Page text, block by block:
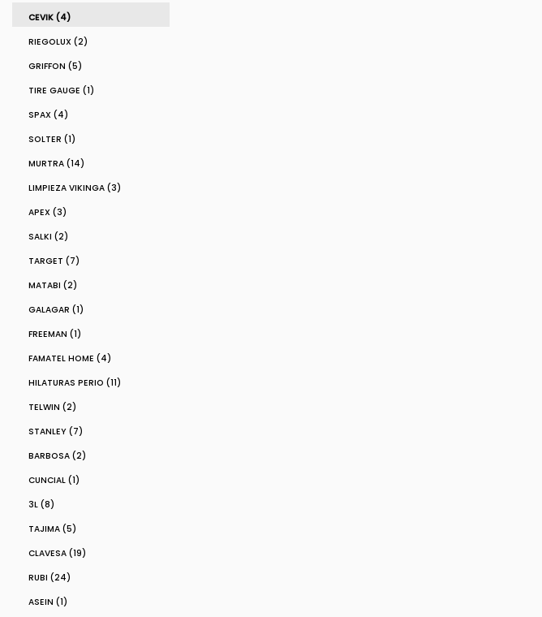
CEVIK (4)
RIEGOLUX (2)
GRIFFON (5)
TIRE GAUGE (1)
SPAX (4)
SOLTER (1)
MURTRA (14)
LIMPIEZA VIKINGA (3)
APEX (3)
SALKI (2)
TARGET (7)
MATABI (2)
GALAGAR (1)
FREEMAN (1)
FAMATEL HOME (4)
HILATURAS PERIO (11)
TELWIN (2)
STANLEY (7)
BARBOSA (2)
CUNCIAL (1)
3L (8)
TAJIMA (5)
CLAVESA (19)
RUBI (24)
ASEIN (1)